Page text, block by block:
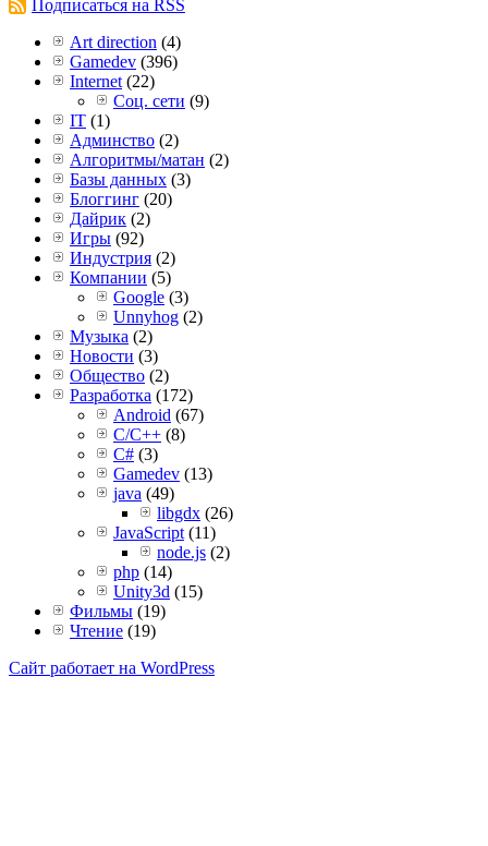
Подписаться на RSS
Art direction (4)
Gamedev (396)
Internet (22)
Соц. сети (9)
IT (1)
Админство (2)
Алгоритмы/матан (2)
Базы данных (3)
Блоггинг (20)
Дайрик (2)
Игры (92)
Индустрия (2)
Компании (5)
Google (3)
Unnyhog (2)
Музыка (2)
Новости (3)
Общество (2)
Разработка (172)
Android (67)
C/C++ (8)
C# (3)
Gamedev (13)
java (49)
libgdx (26)
JavaScript (11)
node.js (2)
php (14)
Unity3d (15)
Фильмы (19)
Чтение (19)
Сайт работает на WordPress